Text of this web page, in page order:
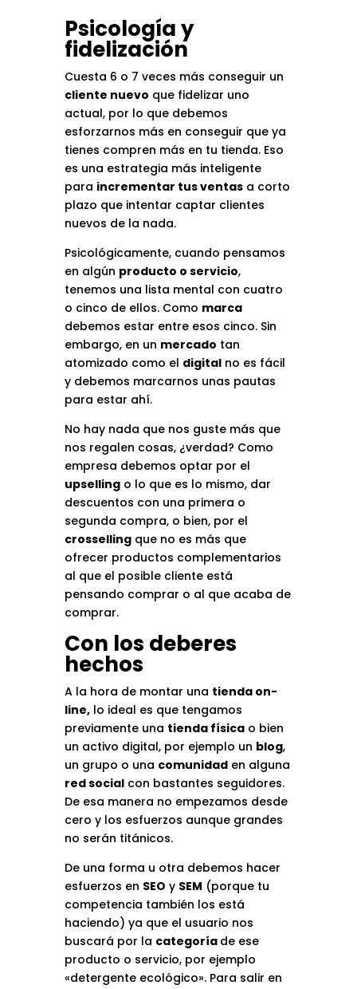
Psicología y
fidelización
Cuesta 6 o 7 veces más conseguir un
cliente nuevo que fidelizar uno
actual, por lo que debemos
esforzarnos más en conseguir que ya
tienes compren más en tu tienda. Eso
es una estrategia más inteligente
para incrementar tus ventasa corto
plazo que intentar captar clientes
nuevos de la nada.
Psicológicamente, cuando pensamos
en algún producto o servicio,
tenemos una lista mental con cuatro
o cinco de ellos. Como marca
debemos estar entre esos cinco. Sin
embargo, en un mercado tan
atomizado como el digitalno es fácil
y debemos marcarnos unas pautas
para estar ahí.
No hay nada que nos guste más que
nos regalen cosas, ¿verdad? Como
empresa debemos optar por el
upsellingo lo que es lo mismo, dar
descuentos con una primera o
segunda compra, o bien, por el
crossellingque no es más que
ofrecer productos complementarios
al que el posible cliente está
pensando comprar o al que acaba de
comprar.
Con los deberes
hechos
A la hora de montar una tienda on-
line,lo ideal es que tengamos
previamente una tienda físicao bien
un activo digital, por ejemplo un blog,
un grupo o una comunidaden alguna
red socialcon bastantes seguidores.
De esa manera no empezamos desde
cero y los esfuerzos aunque grandes
no serán titánicos.
De una forma u otra debemos hacer
esfuerzos en SEO y SEM (porque tu
competencia también los está
haciendo) ya que el usuario nos
buscará por la categoría de ese
producto o servicio, por ejemplo
«detergente ecológico». Para salir en